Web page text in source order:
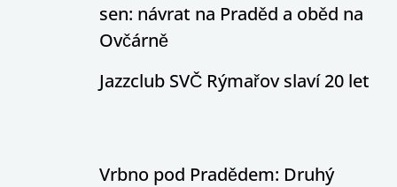
sen: návrat na Praděd a oběd na
Ovčárně
Jazzclub SVČ Rýmařov slaví 20 let
Vrbno pod Pradědem: Druhý